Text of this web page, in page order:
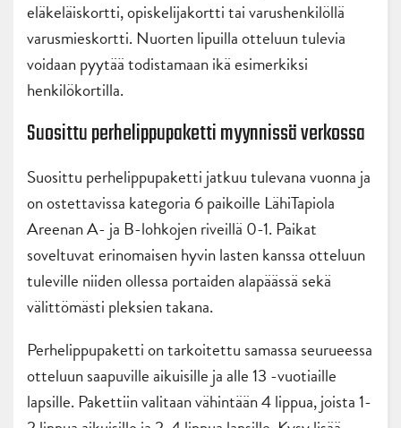
eläkeläiskortti, opiskelijakortti tai varushenkilöllä
varusmieskortti. Nuorten lipuilla otteluun tulevia
voidaan pyytää todistamaan ikä esimerkiksi
henkilökortilla.
Suosittu perhelippupaketti myynnissä verkossa
Suosittu perhelippupaketti jatkuu tulevana vuonna ja
on ostettavissa kategoria 6 paikoille LähiTapiola
Areenan A- ja B-lohkojen riveillä 0-1. Paikat
soveltuvat erinomaisen hyvin lasten kanssa otteluun
tuleville niiden ollessa portaiden alapäässä sekä
välittömästi pleksien takana.
Perhelippupaketti on tarkoitettu samassa seurueessa
otteluun saapuville aikuisille ja alle 13 -vuotiaille
lapsille. Pakettiin valitaan vähintään 4 lippua, joista 1-